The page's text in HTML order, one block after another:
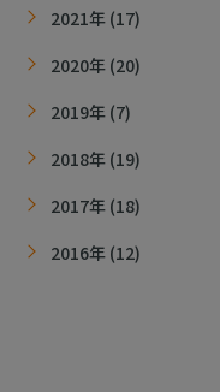
2021年 (17)
2020年 (20)
2019年 (7)
2018年 (19)
2017年 (18)
2016年 (12)